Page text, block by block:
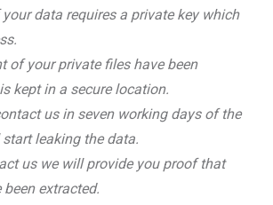
data requires a private key which
of your private files have been
kept in a secure location.
us in seven working days of the
leaking the data.
us we will provide you proof that
extracted.